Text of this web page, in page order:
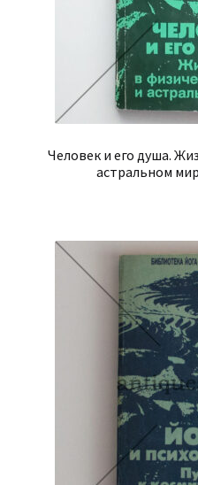
Человек и его душа.
астральном